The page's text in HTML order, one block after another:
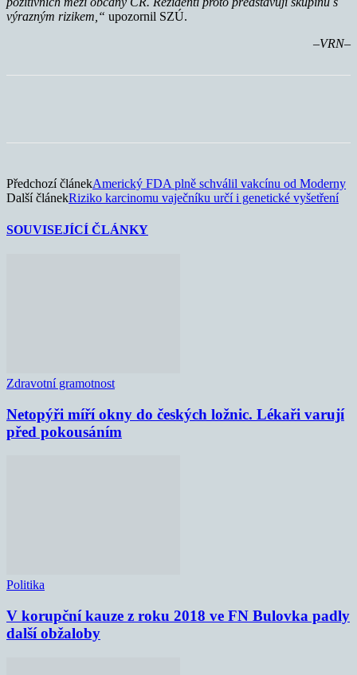
výrazným rizikem,“ upozornil SZÚ.
–VRN–
Předchozí článekAmerický FDA plně schválil vakcínu od Moderny
Další článekRiziko karcinomu vaječníku určí i genetické vyšetření
SOUVISEJÍCÍ ČLÁNKY
Zdravotní gramotnost
Netopýři míří okny do českých ložnic. Lékaři varují
před pokousáním
Politika
V korupční kauze z roku 2018 ve FN Bulovka padly
další obžaloby